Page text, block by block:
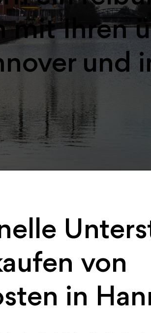
mit Ihren
und
von
in